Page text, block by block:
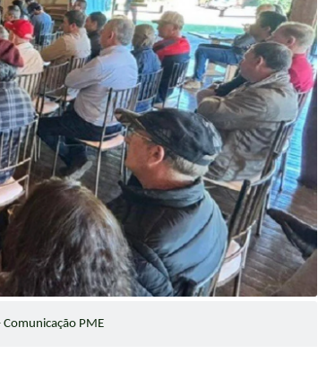
PME